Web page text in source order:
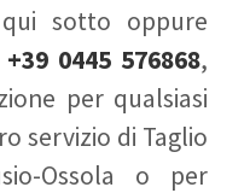
sotto oppure
+39 0445 576868,
per qualsiasi
servizio di Taglio
Ossola o per